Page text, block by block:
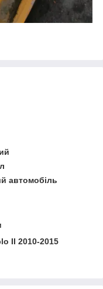
автомобіль
II 2010-2015